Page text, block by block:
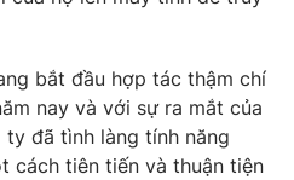
bắt đầu hợp tác thậm chí
nay và với sự ra mắt của
ty đã tình làng tính năng
cách tiên tiến và thuận tiện